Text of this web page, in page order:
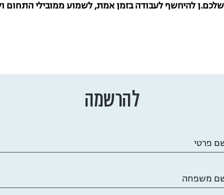
להיחשף לעבודה בזמן אמת, לשמוע ממובילי התחום
להרשמה
פרטי
משפחה